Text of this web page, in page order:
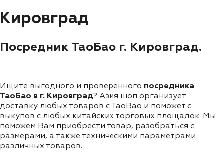
Кировград
Посредник ТаоБао г. Кировград.
Ищите выгодного и проверенного посредника
ТаоБао в г. Кировград? Азия шоп организует
доставку любых товаров с TaoBao и поможет с
выкупов с любых китайских торговых площадок. Мы
поможем Вам приобрести товар, разобраться с
размерами, а также техническими параметрами
различных товаров.